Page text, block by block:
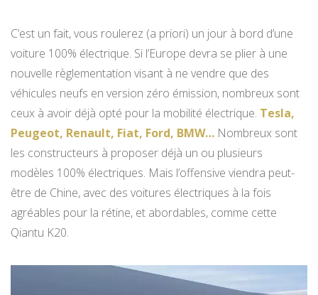
C’est un fait, vous roulerez (a priori) un jour à bord d’une
voiture 100% électrique. Si l’Europe devra se plier à une
nouvelle règlementation visant à ne vendre que des
véhicules neufs en version zéro émission, nombreux sont
ceux à avoir déjà opté pour la mobilité électrique. Tesla,
Peugeot, Renault, Fiat, Ford, BMW… Nombreux sont
les constructeurs à proposer déjà un ou plusieurs
modèles 100% électriques. Mais l’offensive viendra peut-
être de Chine, avec des voitures électriques à la fois
agréables pour la rétine, et abordables, comme cette
Qiantu K20.